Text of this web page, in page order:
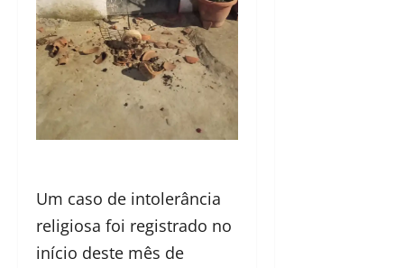
Um caso de intolerância
religiosa foi registrado no
início deste mês de